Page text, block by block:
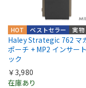
実物
ベストセラー
HOT
Haley Strategic 762 マ
ポーチ + MP2 インサー
ック
￥3,980
在庫あり